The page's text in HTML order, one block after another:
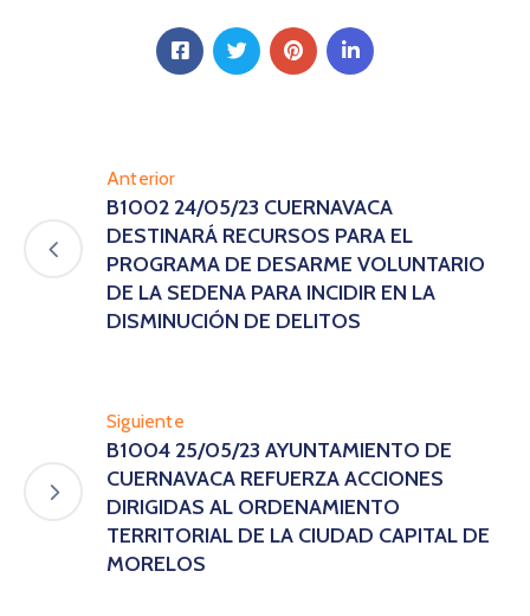
Anterior
B1002 24/05/23 CUERNAVACA
DESTINARÁ RECURSOS PARA EL
PROGRAMA DE DESARME VOLUNTARIO
DE LA SEDENA PARA INCIDIR EN LA
DISMINUCIÓN DE DELITOS
Siguiente
B1004 25/05/23 AYUNTAMIENTO DE
CUERNAVACA REFUERZA ACCIONES
DIRIGIDAS AL ORDENAMIENTO
TERRITORIAL DE LA CIUDAD CAPITAL DE
MORELOS